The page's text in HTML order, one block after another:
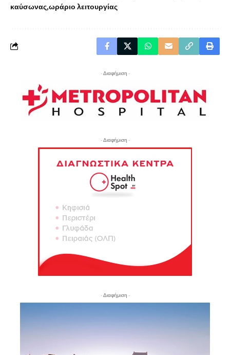
καύσωνας ωράριο λειτουργίας
- Διαφήμιση -
- Διαφήμιση -
- Διαφήμιση -